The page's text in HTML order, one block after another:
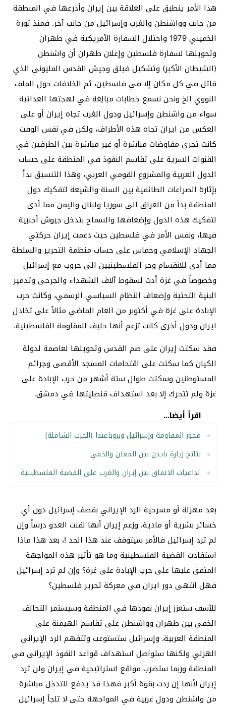
هذا الأمر ينطبق على العلاقة بين إيران وأذرعها في المنطقة
من جانب وواشنطن والغرب وإسرائيل من جانب آخر. فمنذ ثورة
الخميني 1979 واحتلال السفارة الأمريكية في طهران
وتحويلها لسفارة فلسطين وإعلان طهران أن واشنطن
(الشيطان الأكبر) وتشكيل فيلق وجيش القدس المليوني الذي
قاتل في كل مكان إلا في فلسطين، ثم الخلافات حول الملف
النووي الخ ونحن نسمع خطابات مبالِغة في لهجتها العدائية
سواء من واشنطن وإسرائيل ودول الغرب تجاه إيران أو على
العكس من ايران تجاه هذه الأطراف، ولكن في نفس الوقت
كانت تجرى مفاوضات مباشرة أو غير مباشرة بين الطرفين في
القنوات السرية على تقاسم النفوذ في المنطقة على حساب
الدول العربية والمشروع القومي العربي، وهذا التنسيق بدأ
بإثارة الصراعات الطائفية بين السنة والشيعة لتفكيك دول
المنطقة بدأ من العراق الى سوريا ولبنان واليمن مما أدى
لتفكيك هذه الدول وإضعافها والسماح بتدخل جيوش أجنبية
فيها، ونفس الأمر في فلسطين حيث دعمت إيران حركتي
الجهاد الإسلامي وحماس على حساب منظمة التحرير والسلطة
مما أدى للانقسام وجر الفلسطينيين الى حروب مع إسرائيل
وخصوصاً في غزة أدت لسقوط آلاف الشهداء والجرحى وتدمير
البنية التحتية وإضعاف النظام السياسي الرسمي، وكانت حرب
الإبادة على غزة في أكتوبر من العام الماضي مثالاً على تخاذل
ايران ودول أخرى كانت تزعم أنها حليف للمقاومة الفلسطينية.
فقد سكتت إيران على ضم القدس وتحويلها لعاصمة لدولة
الكيان كما سكتت على اقتحامات المسجد الأقصى وجرائم
المستوطنين وسكتت طوال ستة أشهر من حرب الإبادة على
غزة ولم تتحرك إلا بعد استهداف قنصليتها في دمشق.
اقرأ أيضا...
محور المقاومة وإسرائيل وبروباغندا (الحرب الشاملة)
نتائج زيارة بايدن بين المعلن والخفي
تداعيات الاتفاق بين إيران والغرب على القضية الفلسطينية
بعد مهزلة أو مسرحية الرد الإيراني بقصف إسرائيل دون أي
خسائر بشرية أو مادية، وزعم إيران أنها لقنت العدو درساً وإن
لم ترد إسرائيل فالأمر سيتوقف عند هذا الحد !، بعد هذا ماذا
استفادت القضية الفلسطينية وما هو تأثير هذه المواجهة
المتفق عليها على حرب الإبادة على غزة؟ وإن لم ترد إسرائيل
فهل انتهى دور ايران في معركة تحرير فلسطين؟
للآسف ستعزز إيران نفوذها في المنطقة وسيستمر التحالف
الخفي بين طهران وواشنطن على تقاسم الهيمنة على
المنطقة العربية، وإسرائيل ستستوعب وتتفهم الرد الإيراني
الهزلي ولكنها ستواصل استهداف قواعد النفوذ الإيراني في
المنطقة وربما ستضرب مواقع استراتيجية في إيران ولن ترد
إيران لأنها إن ردت بقوة أكبر فهذا قد يدفع للتدخل مباشرة
من واشنطن ودول غربية في المواجهة حتى لا تلجأ إسرائيل